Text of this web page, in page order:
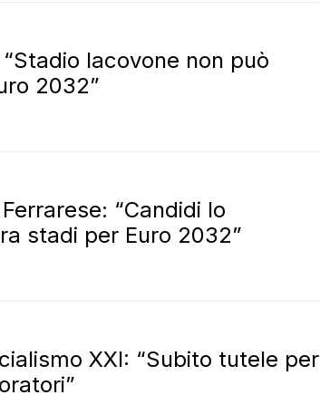
Iacovone non può
2032”
“Candidi lo
stadi per Euro 2032”
XXI: “Subito tutele per